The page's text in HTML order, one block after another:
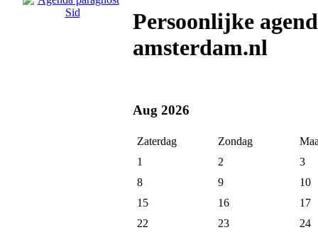
Persoonlijke
amsterdam.nl
Aug 2026
Zaterdag Zondag
1
2
3
8
9
10
15
16
17
22
23
24